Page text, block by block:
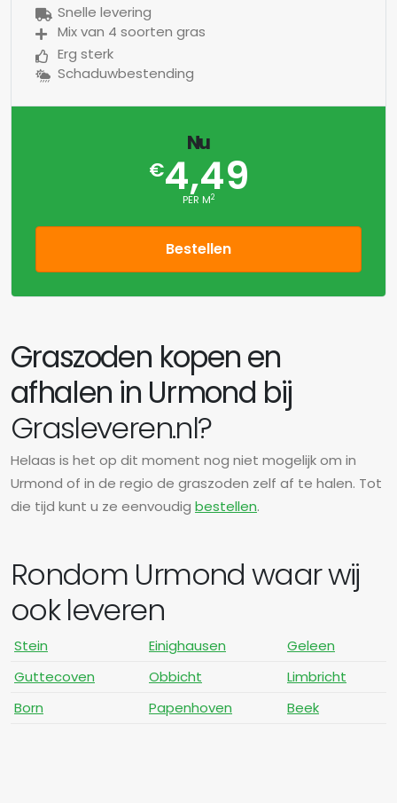
Snelle levering
Mix van 4 soorten gras
Erg sterk
Schaduwbestending
Nu
€4,49
PER M2
Bestellen
Graszoden kopen en
afhalen in Urmond bij
Grasleveren.nl?
Helaas is het op dit moment nog niet mogelijk om in
Urmond of in de regio de graszoden zelf af te halen. Tot
die tijd kunt u ze eenvoudig bestellen.
Rondom Urmond waar wij
ook leveren
Stein Einighausen
Geleen
Guttecoven
Obbicht
Limbricht
Born
Papenhoven Beek